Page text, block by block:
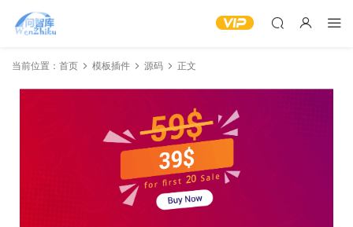
当前位置： 首页 模板插件 源码 正文